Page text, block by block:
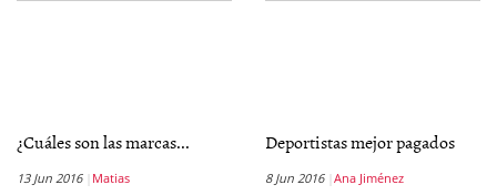
¿Cuáles son las marcas...
13 Jun 2016 Matias
Deportistas mejor pagados
8 Jun 2016 Ana Jiménez